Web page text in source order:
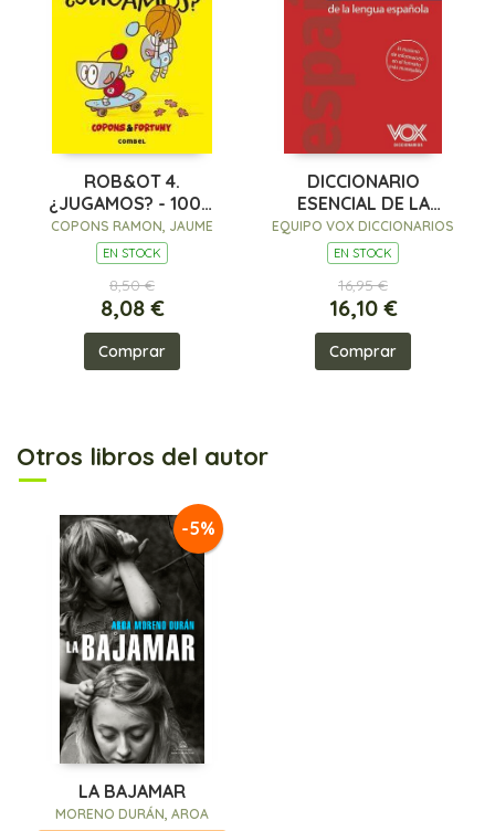
ROB&OT 4.
¿JUGAMOS? - 100%
PEFC
COPONS RAMON, JAUME
EN STOCK
8,50 €
8,08 €
Comprar
DICCIONARIO
ESENCIAL DE LA
LENGUA ESPAÑOLA
EQUIPO VOX DICCIONARIOS
EN STOCK
16,95 €
16,10 €
Comprar
Otros libros del autor
-5%
LA BAJAMAR
MORENO DURÁN, AROA